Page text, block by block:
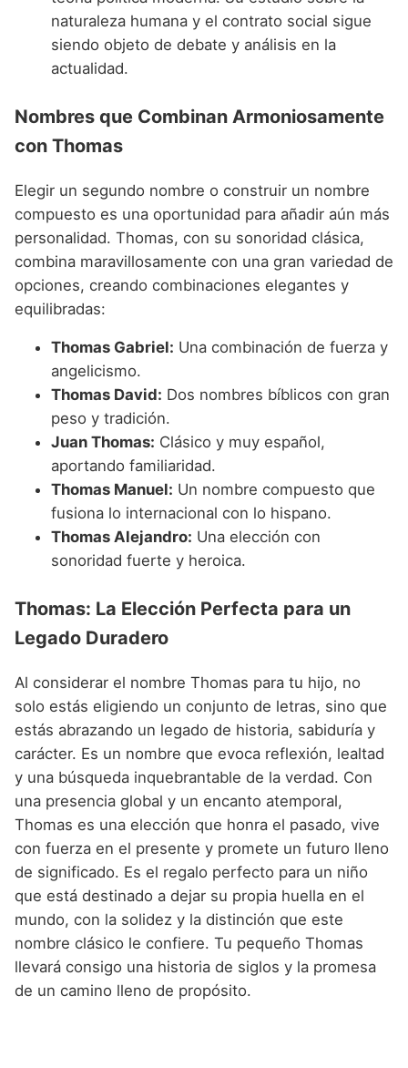
naturaleza humana y el contrato social sigue
siendo objeto de debate y análisis en la
actualidad.
Nombres que Combinan Armoniosamente
con Thomas
Elegir un segundo nombre o construir un nombre
compuesto es una oportunidad para añadir aún más
personalidad. Thomas, con su sonoridad clásica,
combina maravillosamente con una gran variedad de
opciones, creando combinaciones elegantes y
equilibradas:
Thomas Gabriel: Una combinación de fuerza y
angelicismo.
Thomas David: Dos nombres bíblicos con gran
peso y tradición.
Juan Thomas: Clásico y muy español,
aportando familiaridad.
Thomas Manuel: Un nombre compuesto que
fusiona lo internacional con lo hispano.
Thomas Alejandro: Una elección con
sonoridad fuerte y heroica.
Thomas: La Elección Perfecta para un
Legado Duradero
Al considerar el nombre Thomas para tu hijo, no
solo estás eligiendo un conjunto de letras, sino que
estás abrazando un legado de historia, sabiduría y
carácter. Es un nombre que evoca reflexión, lealtad
y una búsqueda inquebrantable de la verdad. Con
una presencia global y un encanto atemporal,
Thomas es una elección que honra el pasado, vive
con fuerza en el presente y promete un futuro lleno
de significado. Es el regalo perfecto para un niño
que está destinado a dejar su propia huella en el
mundo, con la solidez y la distinción que este
nombre clásico le confiere. Tu pequeño Thomas
llevará consigo una historia de siglos y la promesa
de un camino lleno de propósito.